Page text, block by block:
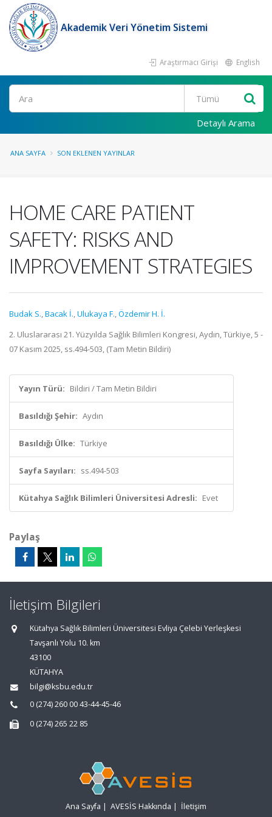
Akademik Veri Yönetim Sistemi
Araştırmacı Girişi English
Ara
Detaylı Arama
ANA SAYFA SON EKLENEN YAYINLAR
HOME CARE PATIENT
SAFETY: RISKS AND
IMPROVEMENT STRATEGIES
Budak S.,Bacak İ.,Ulukaya F.,Özdemir H. İ.
2. Uluslararası 21. Yüzyılda Sağlık Bilimleri Kongresi, Aydın, Türkiye, 5 -
07 Kasım 2025, ss.494-503, (Tam Metin Bildiri)
Yayın Türü: Bildiri / Tam Metin Bildiri
Basıldığı Şehir: Aydın
Basıldığı Ülke: Türkiye
Sayfa Sayıları: ss.494-503
Kütahya Sağlık Bilimleri Üniversitesi Adresli: Evet
Paylaş
İletişim Bilgileri
Kütahya Sağlık Bilimleri Üniversitesi Evliya Çelebi Yerleşkesi
Tavşanlı Yolu 10. km
43100
KÜTAHYA
bilgi@ksbu.edu.tr
0 (274) 260 00 43-44-45-46
0 (274) 265 22 85
Ana Sayfa | AVESİS Hakkında | İletişim